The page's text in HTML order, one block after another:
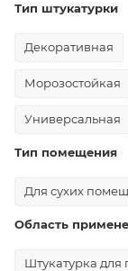
Тип штукатурки
Декоративная
Морозостойкая
Универсальная
Тип помещения
Для сухих
Область
Штукатурка для